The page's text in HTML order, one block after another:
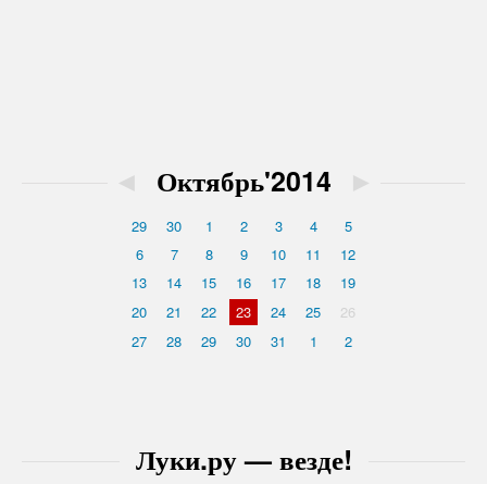
Луки.ру — везде!
◄ Октябрь'2014 ►
29 30 1 2 3 4
5
6
7 8 9 10 11
12
13
14 15 16 17 18
19
20
21 22 23 24 25
26
27
28 29 30 31 1 2